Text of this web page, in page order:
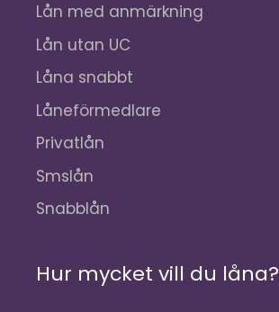
Lån med anmärkning
Lån utan UC
Låna snabbt
Låneförmedlare
Privatlån
Smslån
Snabblån
Hur mycket vill du låna?